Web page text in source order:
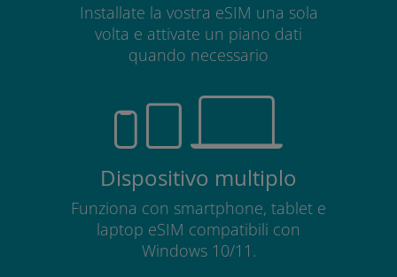
Installate la vostra eSIM una sola
volta e attivate un piano dati
quando necessario
Dispositivo multiplo
Funziona con smartphone, tablet e
laptop eSIM compatibili con
Windows 10/11.